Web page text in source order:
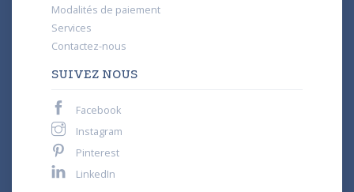
Modalités de paiement
Services
Contactez-nous
SUIVEZ NOUS
Facebook
Instagram
Pinterest
LinkedIn